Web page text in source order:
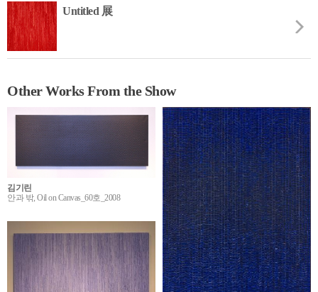
Untitled 展
Other Works From the Show
김기린
안과 밖, Oil on Canvas_60호_2008